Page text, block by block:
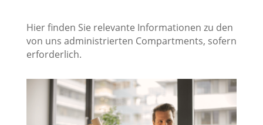
Hier finden Sie relevante Informationen zu den
von uns administrierten Compartments, sofern
erforderlich.